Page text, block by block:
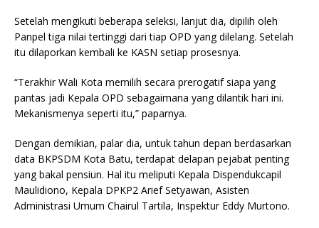
Setelah mengikuti beberapa seleksi, lanjut dia, dipilih oleh
Panpel tiga nilai tertinggi dari tiap OPD yang dilelang. Setelah
itu dilaporkan kembali ke KASN setiap prosesnya.
“Terakhir Wali Kota memilih secara prerogatif siapa yang
pantas jadi Kepala OPD sebagaimana yang dilantik hari ini.
Mekanismenya seperti itu,” paparnya.
Dengan demikian, palar dia, untuk tahun depan berdasarkan
data BKPSDM Kota Batu, terdapat delapan pejabat penting
yang bakal pensiun. Hal itu meliputi Kepala Dispendukcapil
Maulidiono, Kepala DPKP2 Arief Setyawan, Asisten
Administrasi Umum Chairul Tartila, Inspektur Eddy Murtono.